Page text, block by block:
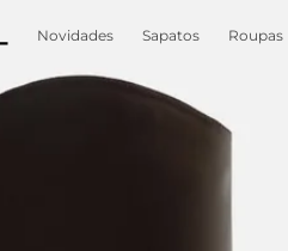
Novidades Sapatos Roupas